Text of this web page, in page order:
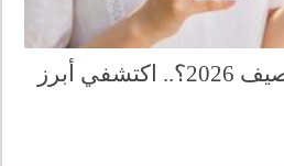
كيف ستكون رائحة صيف 2026؟.. اكتشفي أبرز